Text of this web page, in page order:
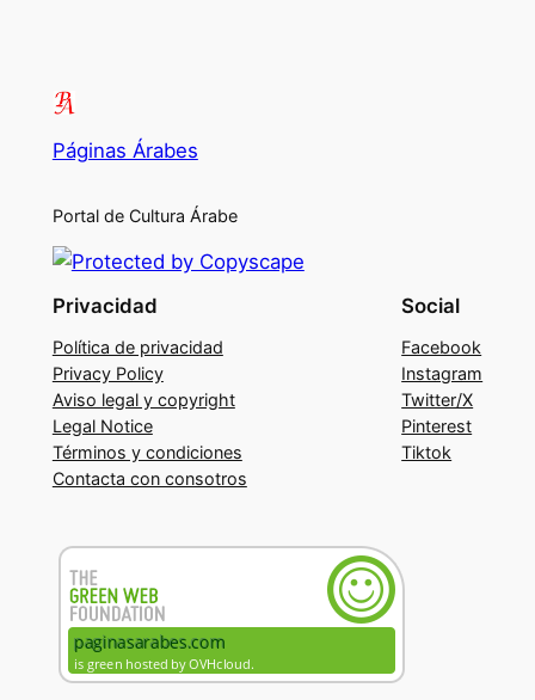
Páginas Árabes
Portal de Cultura Árabe
Privacidad
Política de privacidad
Privacy Policy
Aviso legal y copyright
Legal Notice
Términos y condiciones
Contacta con consotros
Social
Facebook
Instagram
Twitter/X
Pinterest
Tiktok